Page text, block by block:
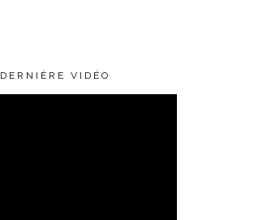
DERNIÈRE VIDÉO